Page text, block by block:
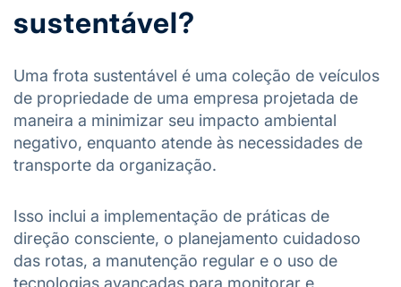
sustentável?
Uma frota sustentável é uma coleção de veículos
de propriedade de uma empresa projetada de
maneira a minimizar seu impacto ambiental
negativo, enquanto atende às necessidades de
transporte da organização.
Isso inclui a implementação de práticas de
direção consciente, o planejamento cuidadoso
das rotas, a manutenção regular e o uso de
tecnologias avançadas para monitorar e